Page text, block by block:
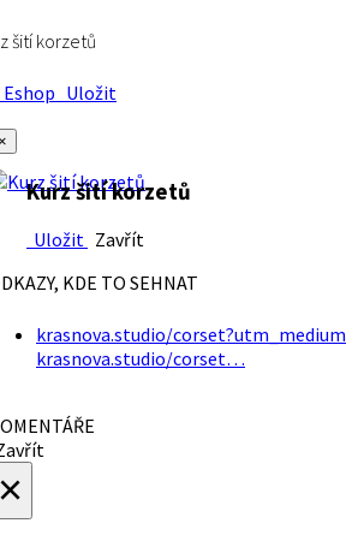
šití korzetů
Uložit
Kurz šití korzetů
Uložit Zavřít
KDE TO SEHNAT
krasnova.studio/
krasnova.studio/corset…